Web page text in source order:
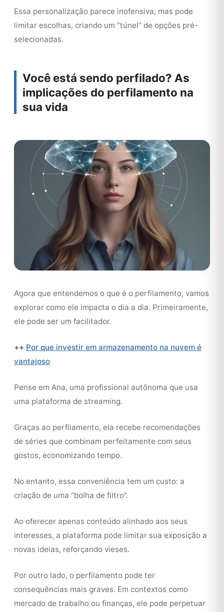
Essa personalização parece inofensiva, mas pode
limitar escolhas, criando um “túnel” de opções pré-
selecionadas.
Você está sendo perfilado? As
implicações do perfilamento na
sua vida
Agora que entendemos o que é o perfilamento, vamos
explorar como ele impacta o dia a dia. Primeiramente,
ele pode ser um facilitador.
++ Por que investir em armazenamento na nuvem é
vantajoso
Pense em Ana, uma profissional autônoma que usa
uma plataforma de streaming.
Graças ao perfilamento, ela recebe recomendações
de séries que combinam perfeitamente com seus
gostos, economizando tempo.
No entanto, essa conveniência tem um custo: a
criação de uma “bolha de filtro”.
Ao oferecer apenas conteúdo alinhado aos seus
interesses, a plataforma pode limitar sua exposição a
novas ideias, reforçando vieses.
Por outro lado, o perfilamento pode ter
consequências mais graves. Em contextos como
mercado de trabalho ou finanças, ele pode perpetuar